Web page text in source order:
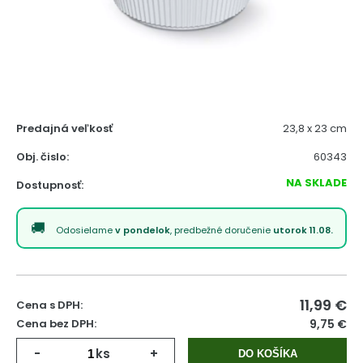
Predajná veľkosť
23,8 x 23 cm
Obj. čislo:
60343
Dostupnosť:
NA SKLADE
Odosielamev pondelok, predbežné doručenie utorok 11.08.
Cena s DPH: 11,99 €
Cena bez DPH: 9,75 €
- ks + DO KOŠÍKA